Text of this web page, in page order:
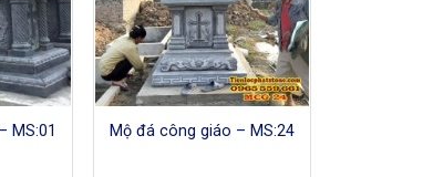
MS:01 Mộ đá công giáo – MS:24